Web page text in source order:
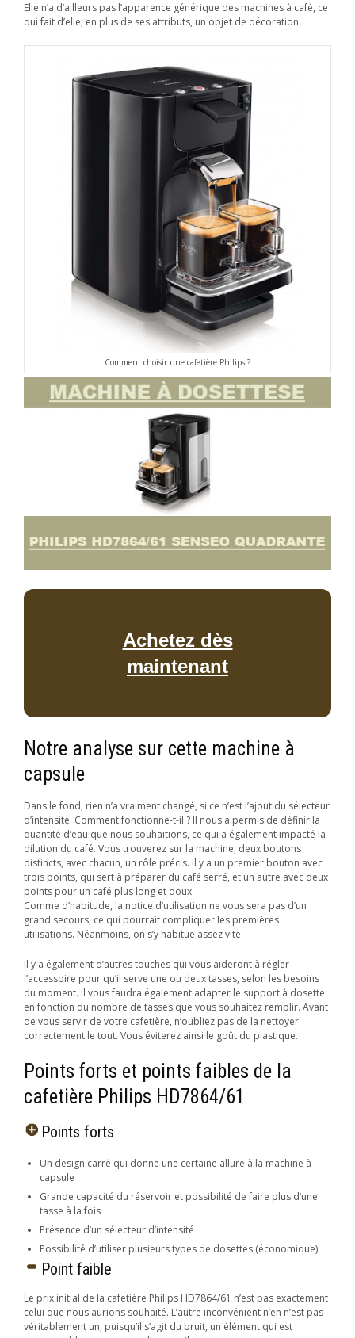
Elle n’a d’ailleurs pas l’apparence générique des machines à café, ce
qui fait d’elle, en plus de ses attributs, un objet de décoration.
Comment choisir une cafetière Philips ?
Achetez dès
maintenant
Notre analyse sur cette machine à
capsule
Dans le fond, rien n’a vraiment changé, si ce n’est l’ajout du sélecteur
d’intensité. Comment fonctionne-t-il ? Il nous a permis de définir la
quantité d’eau que nous souhaitions, ce qui a également impacté la
dilution du café. Vous trouverez sur la machine, deux boutons
distincts, avec chacun, un rôle précis. Il y a un premier bouton avec
trois points, qui sert à préparer du café serré, et un autre avec deux
points pour un café plus long et doux.
Comme d’habitude, la notice d’utilisation ne vous sera pas d’un
grand secours, ce qui pourrait compliquer les premières
utilisations. Néanmoins, on s’y habitue assez vite.
Il y a également d’autres touches qui vous aideront à régler
l’accessoire pour qu’il serve une ou deux tasses, selon les besoins
du moment. Il vous faudra également adapter le support à dosette
en fonction du nombre de tasses que vous souhaitez remplir. Avant
de vous servir de votre cafetière, n’oubliez pas de la nettoyer
correctement le tout. Vous éviterez ainsi le goût du plastique.
Points forts et points faibles de la
cafetière Philips HD7864/61
Points forts
Un design carré qui donne une certaine allure à la machine à
capsule
Grande capacité du réservoir et possibilité de faire plus d’une
tasse à la fois
Présence d’un sélecteur d’intensité
Possibilité d’utiliser plusieurs types de dosettes (économique)
Point faible
Le prix initial de la cafetière Philips HD7864/61 n’est pas exactement
celui que nous aurions souhaité. L’autre inconvénient n’en n’est pas
véritablement un, puisqu’il s’agit du bruit, un élément qui est